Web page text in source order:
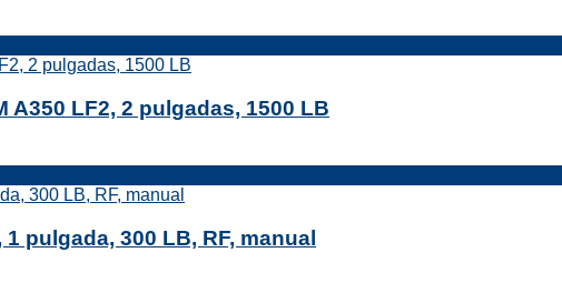
LF2, 2 pulgadas, 1500 LB
pulgada, 300 LB, RF, manual